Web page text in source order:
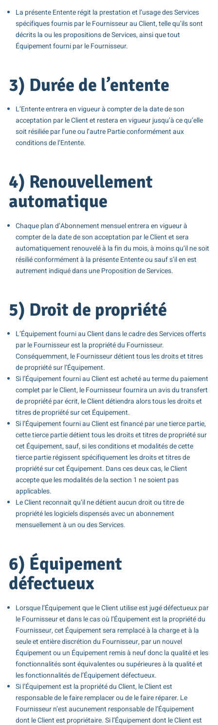
La présente Entente régit la prestation et l’usage des Services
spécifiques fournis par le Fournisseur au Client, telle qu’ils sont
décrits la ou les propositions de Services, ainsi que tout
Équipement fourni par le Fournisseur.
3) Durée de l’entente
L’Entente entrera en vigueur à compter de la date de son
acceptation par le Client et restera en vigueur jusqu’à ce qu’elle
soit résiliée par l’une ou l’autre Partie conformément aux
conditions de l’Entente.
4) Renouvellement
automatique
Chaque plan d’Abonnement mensuel entrera en vigueur à
compter de la date de son acceptation par le Client et sera
automatiquement renouvelé à la fin du mois, à moins qu’il ne soit
résilié conformément à la présente Entente ou sauf s’il en est
autrement indiqué dans une Proposition de Services.
5) Droit de propriété
L’Équipement fourni au Client dans le cadre des Services offerts
par le Fournisseur est la propriété du Fournisseur.
Conséquemment, le Fournisseur détient tous les droits et titres
de propriété sur l’Équipement.
Si l’Équipement fourni au Client est acheté au terme du paiement
complet par le Client, le Fournisseur fournira un avis du transfert
de propriété par écrit, le Client détiendra alors tous les droits et
titres de propriété sur cet Équipement.
Si l’Équipement fourni au Client est financé par une tierce partie,
cette tierce partie détient tous les droits et titres de propriété sur
cet Équipement, sauf, si les conditions et modalités de cette
tierce partie régissent spécifiquement les droits et titres de
propriété sur cet Équipement. Dans ces deux cas, le Client
accepte que les modalités de la section 1 ne soient pas
applicables.
Le Client reconnait qu’il ne détient aucun droit ou titre de
propriété les logiciels dispensés avec un abonnement
mensuellement à un ou des Services.
6) Équipement
défectueux
Lorsque l’Équipement que le Client utilise est jugé défectueux par
le Fournisseur et dans le cas où l’Équipement est la propriété du
Fournisseur, cet Équipement sera remplacé à la charge et à la
seule et entière discrétion du Fournisseur, par un nouvel
Équipement ou un Équipement remis à neuf donc la qualité et les
fonctionnalités sont équivalentes ou supérieures à la qualité et
les fonctionnalités de l’Équipement défectueux.
Si l’Équipement est la propriété du Client, le Client est
responsable de le faire remplacer ou de le faire réparer. Le
Fournisseur n’est aucunement responsable de l’Équipement
dont le Client est propriétaire. Si l’Équipement dont le Client est